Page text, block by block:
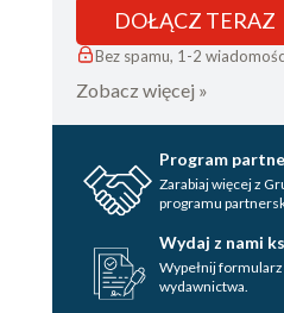
DOŁĄCZ TERAZ
Bez spamu, 1-2
Zobacz więcej »
Program
Zarabiaj więcej z
programu
Wydaj z nami
Wypełnij
wydawnictwa.